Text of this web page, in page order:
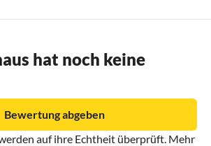
hat noch keine
auf ihre Echtheit überprüft. Mehr
Bewertung abgeben